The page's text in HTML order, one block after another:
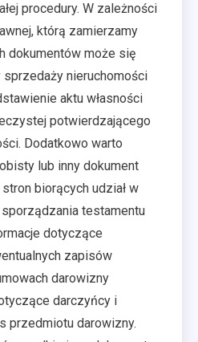
procedury. W zależności
którą zamierzamy
dokumentów może się
sprzedaży nieruchomości
aktu własności
potwierdzającego
Dodatkowo warto
lub inny dokument
biorących udział w
testamentu
dotyczące
zapisów
darowizny
darczyńcy i
przedmiotu darowizny.